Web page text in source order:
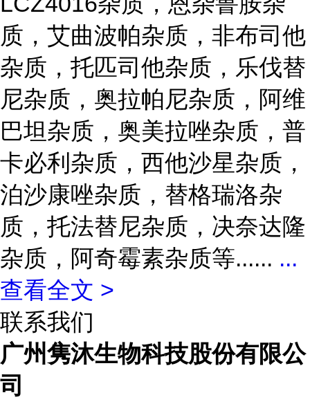
质，艾曲波帕杂质，非布司他
杂质，托匹司他杂质，乐伐替
尼杂质，奥拉帕尼杂质，阿维
巴坦杂质，奥美拉唑杂质，普
卡必利杂质，西他沙星杂质，
泊沙康唑杂质，替格瑞洛杂
质，托法替尼杂质，决奈达隆
杂质，阿奇霉素杂质等...... ...
查看全文 >
联系我们
广州隽沐生物科技股份有限公
司